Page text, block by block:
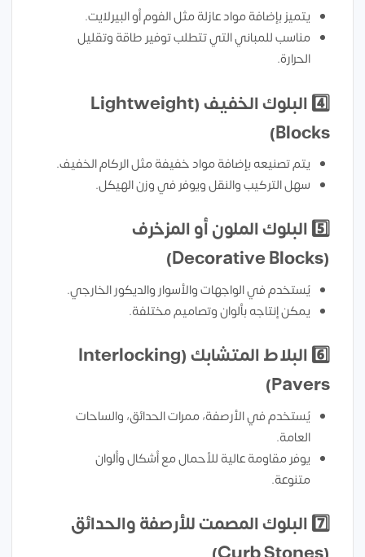
يتميز بإضافة مواد عازلة مثل الفوم أو البيرلايت.
مناسب للمباني التي تتطلب توفير طاقة وتقليل
الحرارة.
4️⃣
البلوك الخفيف (Lightweight
Blocks)
يتم تصنيعه بإضافة مواد خفيفة مثل الركام الخفيف.
سهل التركيب والنقل ويوفر في وزن الهيكل.
5️⃣البلوك الملون أو المزخرف
(Decorative Blocks)
يُستخدم في الواجهات والأسوار والديكور الخارجي.
يمكن إنتاجه بألوان وتصاميم مختلفة.
6️⃣
البلاط المتشابك (Interlocking
Pavers)
يُستخدم في الأرصفة، ممرات الحدائق، والساحات
العامة.
يوفر مقاومة عالية للأحمال مع أشكال وألوان
متنوعة.
7️⃣البلوك المصمت للأرصفة والحدائق